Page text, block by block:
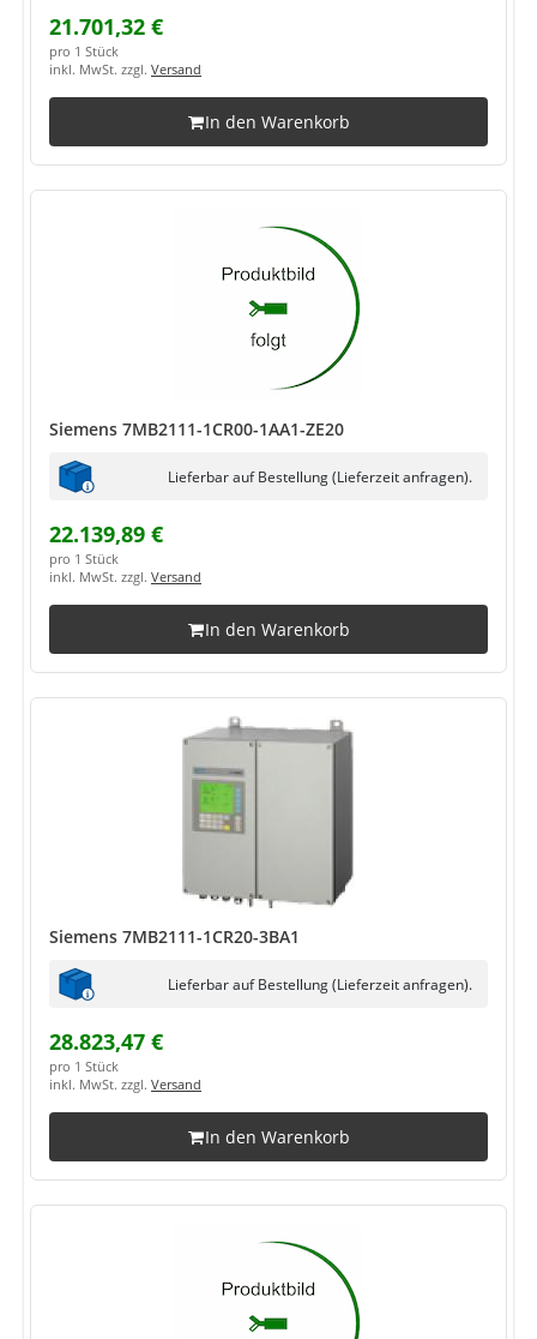
21.701,32 €
pro 1 Stück
inkl. MwSt. zzgl. Versand
In den Warenkorb
Siemens 7MB2111-1CR00-1AA1-ZE20
Lieferbar auf Bestellung (Lieferzeit anfragen).
22.139,89 €
pro 1 Stück
inkl. MwSt. zzgl. Versand
In den Warenkorb
Siemens 7MB2111-1CR20-3BA1
Lieferbar auf Bestellung (Lieferzeit anfragen).
28.823,47 €
pro 1 Stück
inkl. MwSt. zzgl. Versand
In den Warenkorb